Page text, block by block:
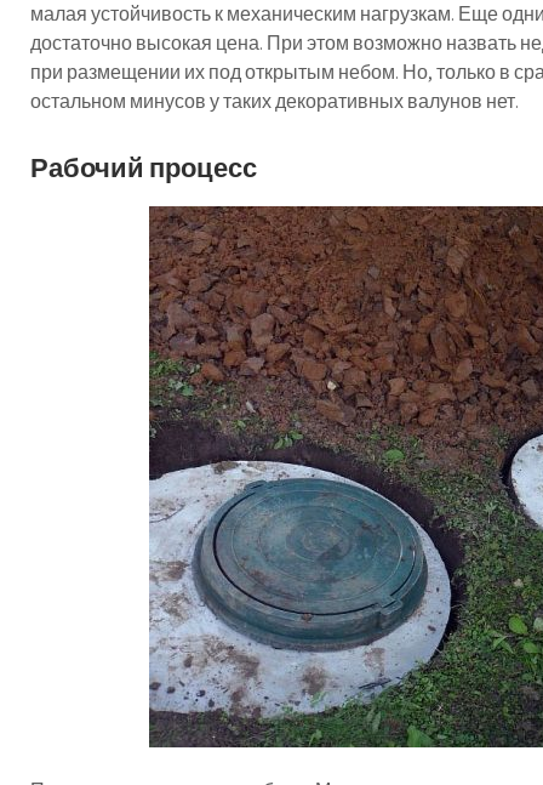
малая устойчивость к механическим нагрузкам. Еще
достаточно высокая цена. При этом возможно назвать
при размещении их под открытым небом. Но, только в
остальном минусов у таких декоративных валунов нет.
Рабочий процесс